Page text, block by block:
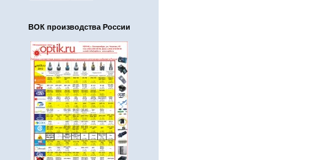
ВОК производства России